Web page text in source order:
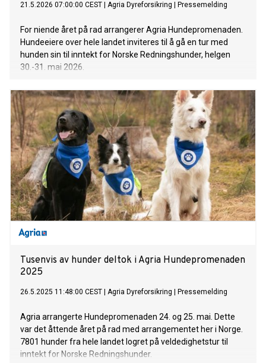
21.5.2026 07:00:00 CEST Agria Dyreforsikring Pressemelding
For niende året på rad arrangerer Agria Hundepromenaden.
Hundeeiere over hele landet inviteres til å gå en tur med
hunden sin til inntekt for Norske Redningshunder, helgen
30.-31. mai 2026.
Tusenvis av hunder deltok i Agria Hundepromenaden
2025
26.5.2025 11:48:00 CEST Agria Dyreforsikring Pressemelding
Agria arrangerte Hundepromenaden 24. og 25. mai. Dette
var det åttende året på rad med arrangementet her i Norge.
7801 hunder fra hele landet logret på veldedighetstur til
inntekt for Norske Redningshunder.